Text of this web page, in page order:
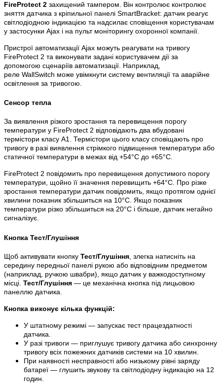
FireProtect 2 захищений тампером. Він контролює контролює
зняття датчика з кріпильної панелі SmartBracket: датчик реагує
світлодіодною індикацією та надсилає сповіщення користувачам
у застосунки Ajax і на пульт моніторингу охоронної компанії.
Пристрої автоматизації Ajax можуть реагувати на тривогу
FireProtect 2 та виконувати задані користувачем дії за
допомогою сценаріїв автоматизації. Наприклад,
реле WallSwitch може увімкнути систему вентиляції та аварійне
освітлення за тривогою.
Сенсор тепла
За виявлення різкого зростання та перевищення порогу
температури у FireProtect 2 відповідають два вбудовані
термістори класу А1. Термістори цього класу сповіщають про
тривогу в разі виявлення стрімкого підвищення температури або
статичної температури в межах від +54°C до +65°C.
FireProtect 2 повідомить про перевищення допустимого порогу
температури, щойно її значення перевищить +64°C. Про різке
зростання температури датчик повідомить, якщо протягом однієї
хвилини показник збільшиться на 10°C. Якщо показник
температури різко збільшиться на 20°C і більше, датчик негайно
сигналізує.
Кнопка Тест/Глушіння
Щоб активувати кнопку Тест/Глушіння , злегка натисніть на
середину передньої панелі рукою або відповідним предметом
(наприклад, ручкою швабри), якщо датчик у важкодоступному
місці. Тест/Глушіння — це механічна кнопка під лицьовою
панеллю датчика.
Кнопка виконує кілька функцій:
У штатному режимі — запускає тест працездатності
датчика.
У разі тривоги — приглушує тривогу датчика або синхронну
тривогу всіх пожежних датчиків системи на 10 хвилин.
При наявності несправності або низькому рівні заряду
батареї — глушить звукову та світлодіодну індикацію на 12
годин.